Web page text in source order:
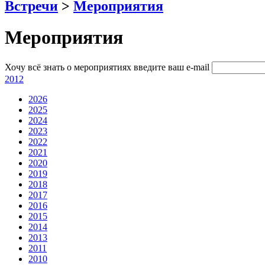
Встречи > Мероприятия
Мероприятия
Хочу всё знать о мероприятиях введите ваш e-mail
2012
2026
2025
2024
2023
2022
2021
2020
2019
2018
2017
2016
2015
2014
2013
2011
2010